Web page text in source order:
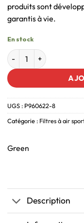
produits sont
garantis à vie.
En stock
UGS : P960622-8
Catégorie : Filtres à air
Green
Description